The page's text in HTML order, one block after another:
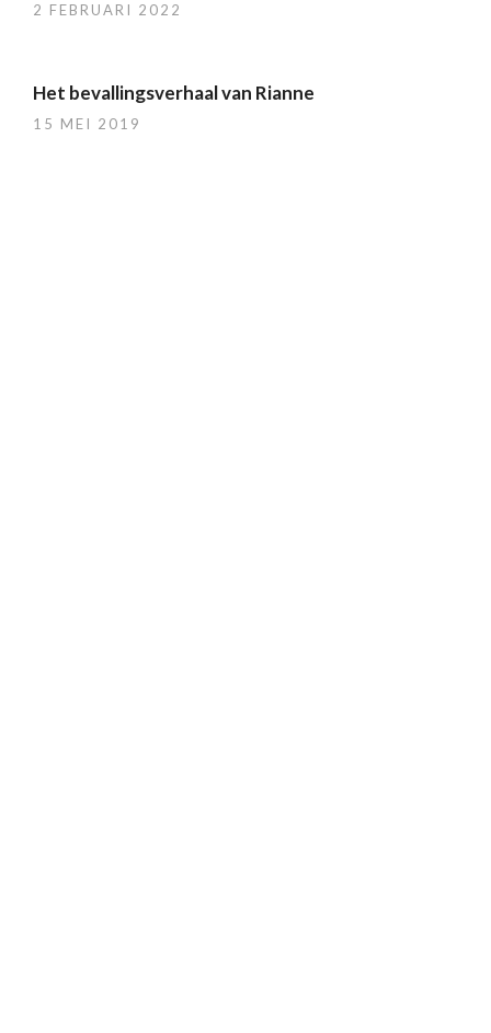
2 FEBRUARI 2022
Het bevallingsverhaal van Rianne
15 MEI 2019